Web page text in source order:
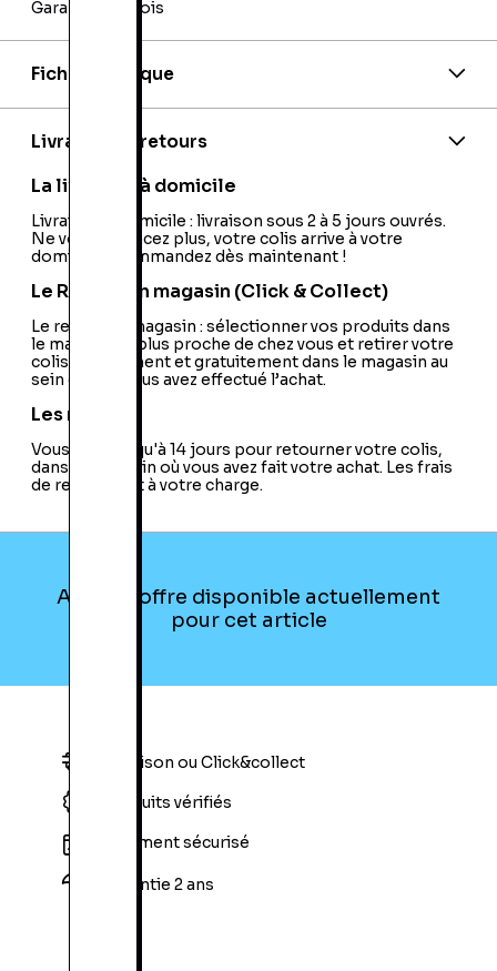
Garantie 24 mois
Fiche technique
Livraison et retours
La livraison à domicile
Livraison à domicile : livraison sous 2 à 5 jours ouvrés.
Ne vous déplacez plus, votre colis arrive à votre
domicile ! Commandez dès maintenant !
Le Retrait en magasin (Click & Collect)
Le retrait en magasin : sélectionner vos produits dans
le magasin le plus proche de chez vous et retirer votre
colis directement et gratuitement dans le magasin au
sein duquel vous avez effectué l’achat.
Les retours
Vous avez jusqu'à 14 jours pour retourner votre colis,
dans le magasin où vous avez fait votre achat. Les frais
de retour sont à votre charge.
Aucune offre disponible actuellement
pour cet article
Livraison ou Click&collect
Produits vérifiés
Paiement sécurisé
Garantie 2 ans